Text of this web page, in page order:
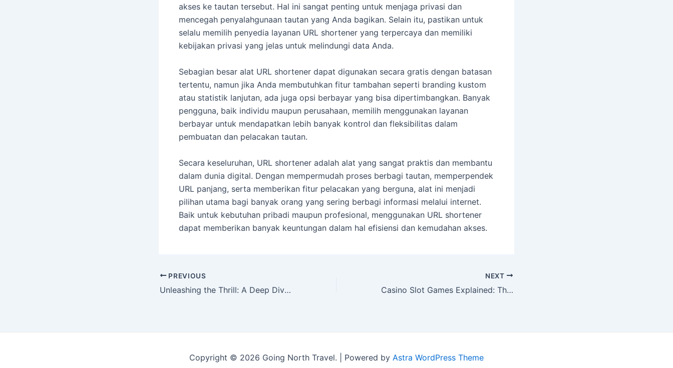
akses ke tautan tersebut. Hal ini sangat penting untuk menjaga privasi dan
mencegah penyalahgunaan tautan yang Anda bagikan. Selain itu, pastikan untuk
selalu memilih penyedia layanan URL shortener yang terpercaya dan memiliki
kebijakan privasi yang jelas untuk melindungi data Anda.
Sebagian besar alat URL shortener dapat digunakan secara gratis dengan batasan
tertentu, namun jika Anda membutuhkan fitur tambahan seperti branding kustom
atau statistik lanjutan, ada juga opsi berbayar yang bisa dipertimbangkan. Banyak
pengguna, baik individu maupun perusahaan, memilih menggunakan layanan
berbayar untuk mendapatkan lebih banyak kontrol dan fleksibilitas dalam
pembuatan dan pelacakan tautan.
Secara keseluruhan, URL shortener adalah alat yang sangat praktis dan membantu
dalam dunia digital. Dengan mempermudah proses berbagi tautan, memperpendek
URL panjang, serta memberikan fitur pelacakan yang berguna, alat ini menjadi
pilihan utama bagi banyak orang yang sering berbagi informasi melalui internet.
Baik untuk kebutuhan pribadi maupun profesional, menggunakan URL shortener
dapat memberikan banyak keuntungan dalam hal efisiensi dan kemudahan akses.
Post
navigation
PREVIOUS
Unleashing the Thrill: A Deep Dive into Online Slots
NEXT
Casino Slot Games Explained: The Role Of Togel In Big Wins
Copyright © 2026 Going North Travel. | Powered by Astra WordPress Theme